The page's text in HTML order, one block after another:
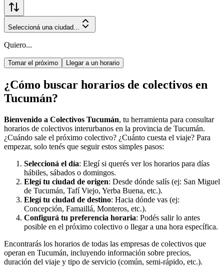
Seleccioná una ciudad...
Quiero...
Tomar el próximo Llegar a un horario
¿Cómo buscar horarios de colectivos en
Tucumán?
Bienvenido a Colectivos Tucumán, tu herramienta para consultar
horarios de colectivos interurbanos en la provincia de Tucumán.
¿Cuándo sale el próximo colectivo? ¿Cuánto cuesta el viaje? Para
empezar, solo tenés que seguir estos simples pasos:
Seleccioná el día: Elegí si querés ver los horarios para días
hábiles, sábados o domingos.
Elegí tu ciudad de origen: Desde dónde salís (ej: San Miguel
de Tucumán, Tafí Viejo, Yerba Buena, etc.).
Elegí tu ciudad de destino: Hacia dónde vas (ej:
Concepción, Famaillá, Monteros, etc.).
Configurá tu preferencia horaria: Podés salir lo antes
posible en el próximo colectivo o llegar a una hora específica.
Encontrarás los horarios de todas las empresas de colectivos que
operan en Tucumán, incluyendo información sobre precios,
duración del viaje y tipo de servicio (común, semi-rápido, etc.).